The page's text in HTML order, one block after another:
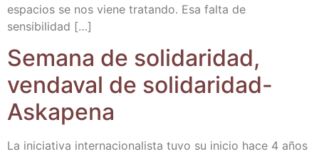
espa­cios se nos vie­ne tra­tan­do. Esa fal­ta de
sensibilidad […]
Sema­na de soli­da­ri­dad,
ven­da­val de soli­da­ri­dad-
Askapena
La ini­cia­ti­va inter­na­cio­na­lis­ta tuvo su ini­cio hace 4 años